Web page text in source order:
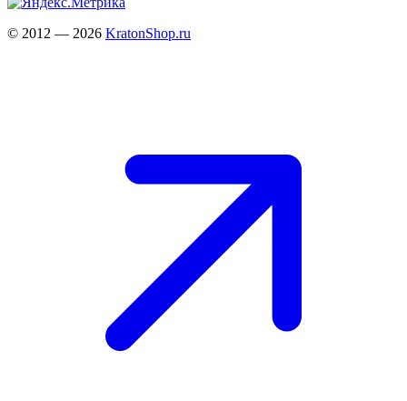
© 2012 — 2026 KratonShop.ru